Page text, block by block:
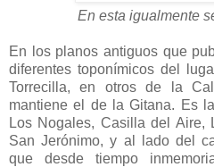
En esta igualmente
En los planos antiguos que
diferentes toponímicos del
Torrecilla, en otros de la
mantiene el de la Gitana. Es
Los Nogales, Casilla del
San Jerónimo, y al lado del
que desde tiempo